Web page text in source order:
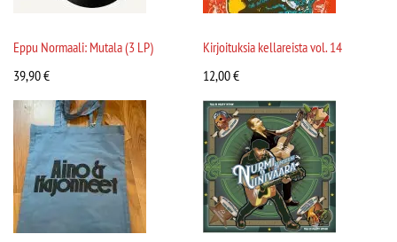
Eppu Normaali: Mutala (3 LP)
39,90€
Kirjoituksia kellareista vol. 14
12,00€